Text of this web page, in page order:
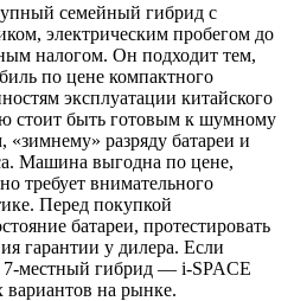
семейный гибрид с
электрическим пробегом до
налогом. Он подходит тем,
по цене компактного
эксплуатации китайского
стоит быть готовым к шумному
разряду батареи и
Машина выгодна по цене,
требует внимательного
Перед покупкой
батареи, протестировать
гарантии у дилера. Если
местный гибрид — i-SPACE
вариантов на рынке.